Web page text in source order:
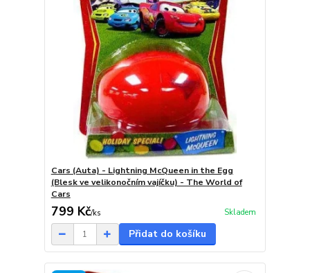
Cars (Auta) - Lightning McQueen in the Egg
(Blesk ve velikonočním vajíčku) - The World of
Cars
799 Kč/ks Skladem
Přidat do košíku